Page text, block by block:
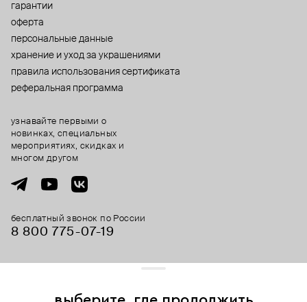
гарантии
оферта
персональные данные
хранение и уход за украшениями
правила использования сертификата
реферальная программа
бесплатный звонок по России
8 800 775⁠-07⁠-19
узнавайте первыми о
новинках, специальных
мероприятиях, скидках и
многом другом